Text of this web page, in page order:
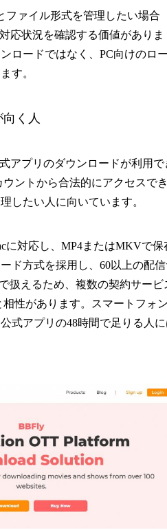
ファイル形式を管理したい場合
応状況を確認する価値がありま
ロードではなく、PC向けのロ
す。
向く人
アプリのダウンロードが利用で
ントから合法的にアクセスで
したい人に向いています。
に対応し、MP4またはMKVで保
ド方式を採用し、60以上の配
扱えるため、複数の契約サービ
相性があります。スマートフォ
式アプリの48時間で足りる人